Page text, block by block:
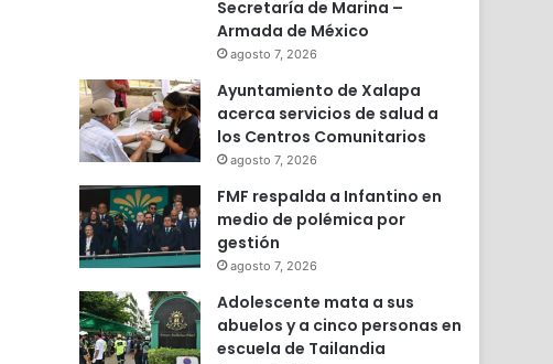
Secretaría de Marina –
Armada de México
agosto 7, 2026
Ayuntamiento de Xalapa
acerca servicios de salud a
los Centros Comunitarios
agosto 7, 2026
FMF respalda a Infantino en
medio de polémica por
gestión
agosto 7, 2026
Adolescente mata a sus
abuelos y a cinco personas en
escuela de Tailandia